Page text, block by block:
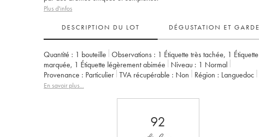
Plus d'infos
DESCRIPTION DU LOT DÉGUSTATION ET GARDE
Quantité : 1 bouteille Observations : 1 Étiquette très tachée, 1 Étiquette
marquée, 1 Étiquette légèrement abimée Niveau : 1 Normal
Provenance : particulier TVA récupérable : non Région : Languedoc
Appellation :
En savoir plus...
92